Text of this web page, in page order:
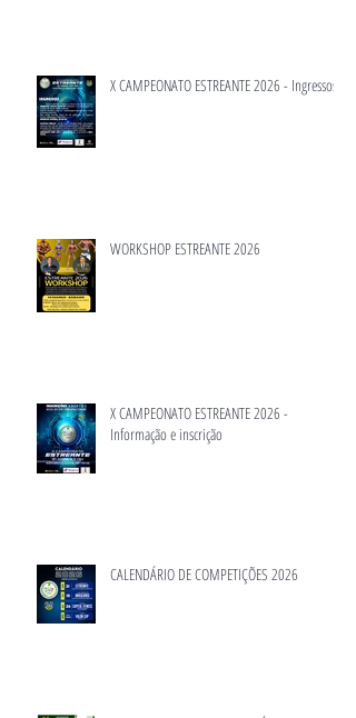
X CAMPEONATO ESTREANTE 2026 - Ingressos
WORKSHOP ESTREANTE 2026
X CAMPEONATO ESTREANTE 2026 -
Informação e inscrição
CALENDÁRIO DE COMPETIÇÕES 2026